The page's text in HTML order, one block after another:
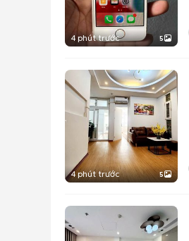
4 phút trước 5
4 phút trước 5